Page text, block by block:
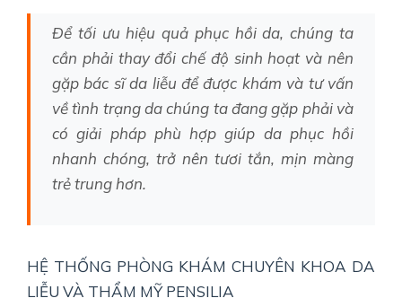
Để tối ưu hiệu quả phục hồi da, chúng ta
cần phải thay đổi chế độ sinh hoạt và nên
gặp bác sĩ da liễu để được khám và tư vấn
về tình trạng da chúng ta đang gặp phải và
có giải pháp phù hợp giúp da phục hồi
nhanh chóng, trở nên tươi tắn, mịn màng
trẻ trung hơn.
HỆ THỐNG PHÒNG KHÁM CHUYÊN KHOA DA
LIỄU VÀ THẨM MỸ PENSILIA